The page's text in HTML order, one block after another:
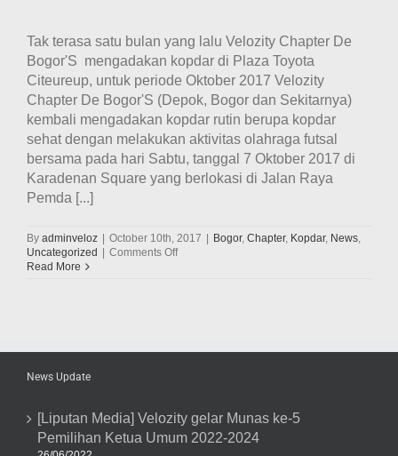
Tak terasa satu bulan yang lalu Velozity Chapter De
Bogor'S mengadakan kopdar di Plaza Toyota
Citeureup, untuk periode Oktober 2017 Velozity
Chapter De Bogor'S (Depok, Bogor dan Sekitarnya)
kembali mengadakan kopdar rutin berupa kopdar
sehat dengan melakukan aktivitas olahraga futsal
bersama pada hari Sabtu, tanggal 7 Oktober 2017 di
Karadenan Square yang berlokasi di Jalan Raya
Pemda [...]
By adminveloz October 10th, 2017 Bogor, Chapter, Kopdar, News,
Uncategorized
Comments Offon
Chapter
Square
Read More
News Update
[Liputan Media] Velozity gelar Munas ke-5
Pemilihan Ketua Umum 2022-2024